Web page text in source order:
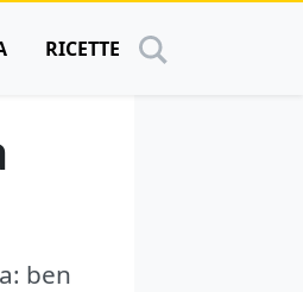
RICETTE
ben